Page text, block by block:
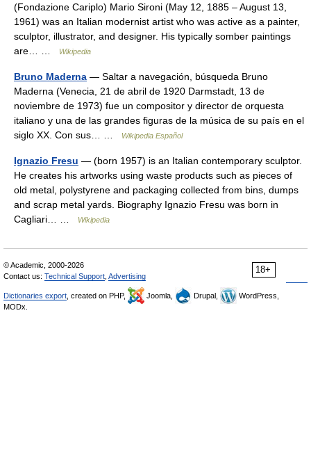
(Fondazione Cariplo) Mario Sironi (May 12, 1885 – August 13,
1961) was an Italian modernist artist who was active as a painter,
sculptor, illustrator, and designer. His typically somber paintings
are… …
Wikipedia
Bruno Maderna — Saltar a navegación, búsqueda Bruno
Maderna (Venecia, 21 de abril de 1920 Darmstadt, 13 de
noviembre de 1973) fue un compositor y director de orquesta
italiano y una de las grandes figuras de la música de su país en el
siglo XX. Con sus… …
Wikipedia Español
Ignazio Fresu — (born 1957) is an Italian contemporary sculptor.
He creates his artworks using waste products such as pieces of
old metal, polystyrene and packaging collected from bins, dumps
and scrap metal yards. Biography Ignazio Fresu was born in
Cagliari… …
Wikipedia
18+
© Academic, 2000-2026
Contact us: Technical Support Advertising
Dictionaries export , created on PHP, Joomla, Drupal,
WordPress,
MODx.